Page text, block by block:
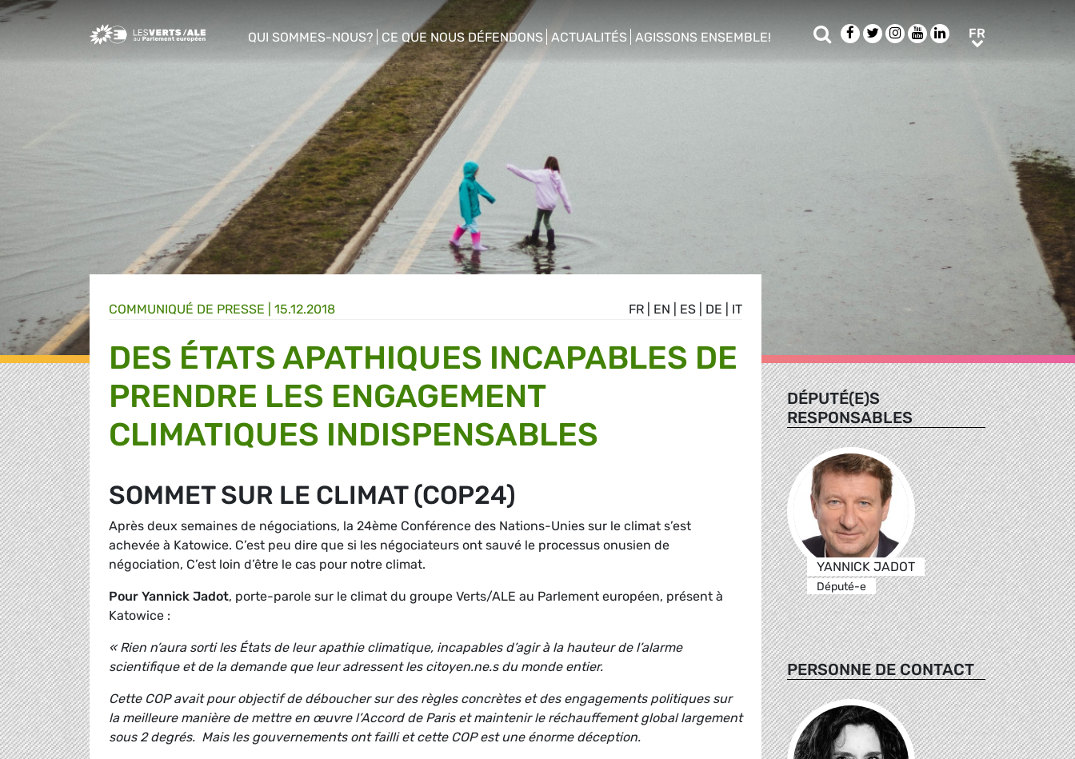
Greens/EFA Home
QUI SOMMES-NOUS?
show/hide sub menu
CE QUE NOUS DÉFENDONS
show/hide sub menu
ACTUALITÉS
show/hide sub menu
AGISSONS ENSEMBLE!
show/hide sub menu
Rechercher
Facebook
TwitterInstagram
YoutubeLinkedIn
FR
FR EN ES DE IT
COMMUNIQUÉ DE PRESSE 15.12.2018
DES ÉTATS APATHIQUES INCAPABLES DE
PRENDRE LES ENGAGEMENT
CLIMATIQUES INDISPENSABLES
SOMMET SUR LE CLIMAT (COP24)
Après deux semaines de négociations, la 24ème Conférence des Nations-Unies sur le climat s’est
achevée à Katowice. C’est peu dire que si les négociateurs ont sauvé le processus onusien de
négociation, C’est loin d’être le cas pour notre climat.
Pour Yannick Jadot, porte-parole sur le climat du groupe Verts/ALE au Parlement européen, présent à
Katowice :
« Rien n’aura sorti les États de leur apathie climatique, incapables d’agir à la hauteur de l’alarme
scientifique et de la demande que leur adressent les citoyen.ne.s du monde entier.
Cette COP avait pour objectif de déboucher sur des règles concrètes et des engagements politiques sur
la meilleure manière de mettre en œuvre l’Accord de Paris et maintenir le réchauffement global largement
sous 2 degrés. Mais les gouvernements ont failli et cette COP est une énorme déception.
DÉPUTÉ(E)S
RESPONSABLES
YANNICK JADOT
Député-e
PERSONNE DE CONTACT